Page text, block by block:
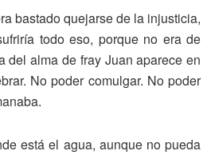
bastado quejarse de la injusticia,
todo eso, porque no era de
del alma de fray Juan aparece en
No poder comulgar. No poder
está el agua, aunque no pueda